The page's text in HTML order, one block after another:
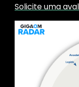
Solicite uma
Image